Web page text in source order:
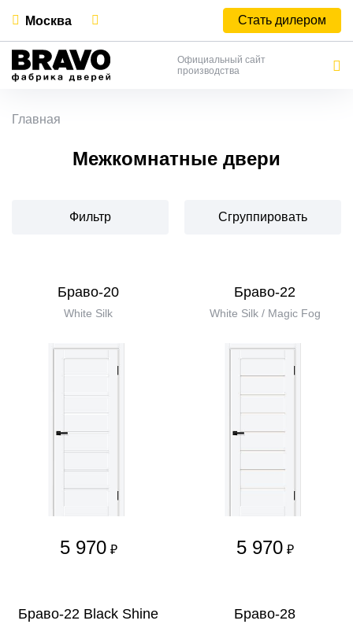
Москва Стать дилером
Официальный сайт
производства
Главная
Межкомнатные двери
Фильтр Сгруппировать
Браво-20
White Silk
5 970 ₽
Браво-22
White Silk / Magic Fog
5 970 ₽
Браво-22 Black Shine Браво-28